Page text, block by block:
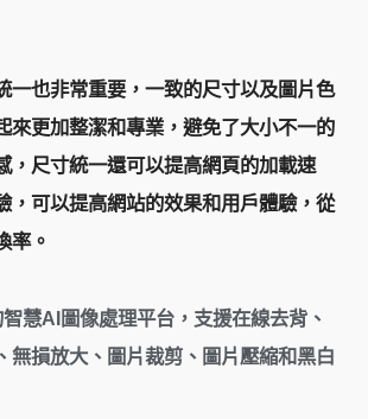
一也非常重要，一致的尺寸以及圖片色
來更加整潔和專業，避免了大小不一的
，尺寸統一還可以提高網頁的加載速
，可以提高網站的效果和用戶體驗，從
率。
慧AI圖像處理平台，支援在線去背、
無損放大、圖片裁剪、圖片壓縮和黑白